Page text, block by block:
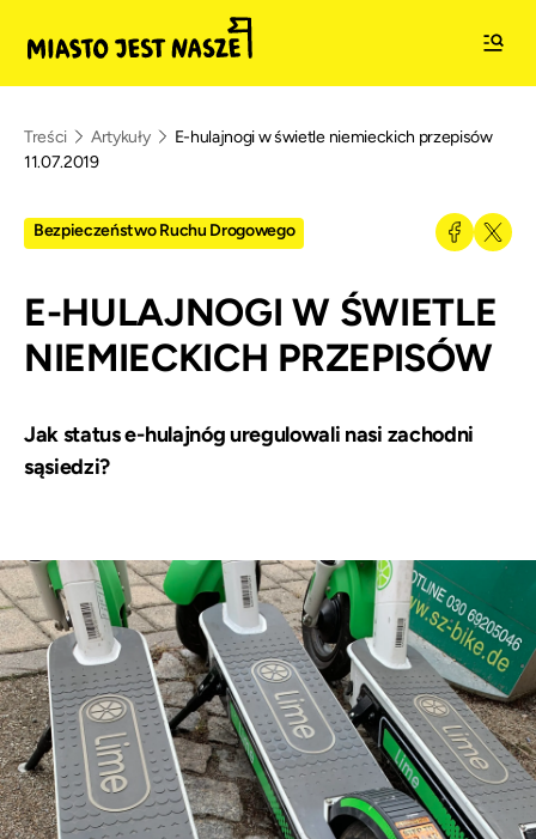
Treści Artykuły
E-hulajnogi w świetle niemieckich przepisów
11.07.2019
Bezpieczeństwo Ruchu Drogowego
E-HULAJNOGI W ŚWIETLE
NIEMIECKICH PRZEPISÓW
Jak status e-hulajnóg uregulowali nasi zachodni
sąsiedzi?